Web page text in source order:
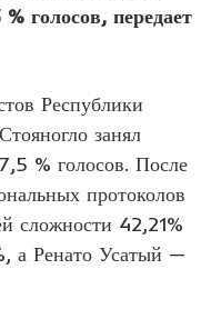
голосов, передает
Республики
занял
% голосов. После
протоколов
сложности 42,21%
а Ренато Усатый —